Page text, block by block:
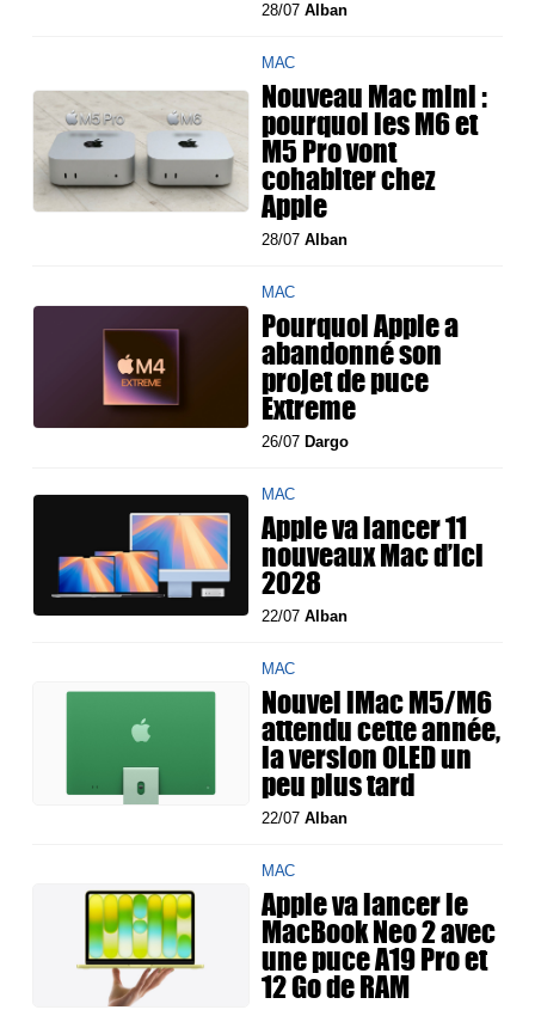
28/07Alban
MAC
Nouveau Mac mini :
pourquoi les M6 et
M5 Pro vont
cohabiter chez
Apple
28/07Alban
MAC
Pourquoi Apple a
abandonné son
projet de puce
Extreme
26/07 Dargo
MAC
Apple va lancer 11
nouveaux Mac d’ici
2028
22/07Alban
MAC
Nouvel iMac M5/M6
attendu cette année,
la version OLED un
peu plus tard
22/07Alban
MAC
Apple va lancer le
MacBook Neo 2 avec
une puce A19 Pro et
12 Go de RAM